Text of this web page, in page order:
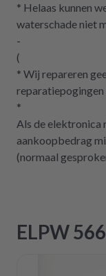
* Helaas kunnen
waterschade niet
-
(
* Wij repareren
reparatiepogingen
*
Als de elektronica
aankoopbedrag
(normaal
ELPW